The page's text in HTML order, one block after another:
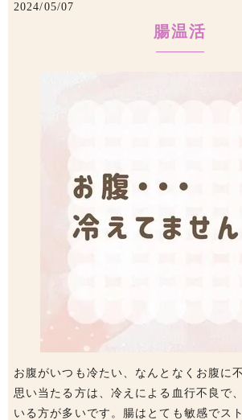
2024/05/07
腸温活
お腹がいつも冷たい、なんとなくお腹に
思い当たる方は、冷えによる血行不良で
いる方が多いです。腸はとても敏感でス